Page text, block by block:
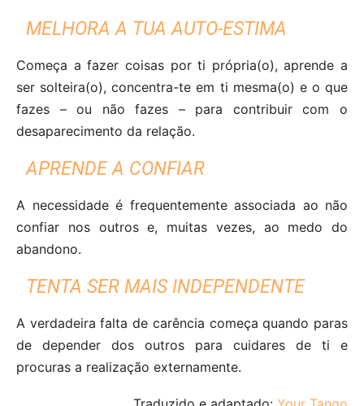
MELHORA A TUA AUTO-ESTIMA
Começa a fazer coisas por ti própria(o), aprende a
ser solteira(o), concentra-te em ti mesma(o) e o que
fazes – ou não fazes – para contribuir com o
desaparecimento da relação.
APRENDE A CONFIAR
A necessidade é frequentemente associada ao não
confiar nos outros e, muitas vezes, ao medo do
abandono.
TENTA SER MAIS INDEPENDENTE
A verdadeira falta de carência começa quando paras
de depender dos outros para cuidares de ti e
procuras a realização externamente.